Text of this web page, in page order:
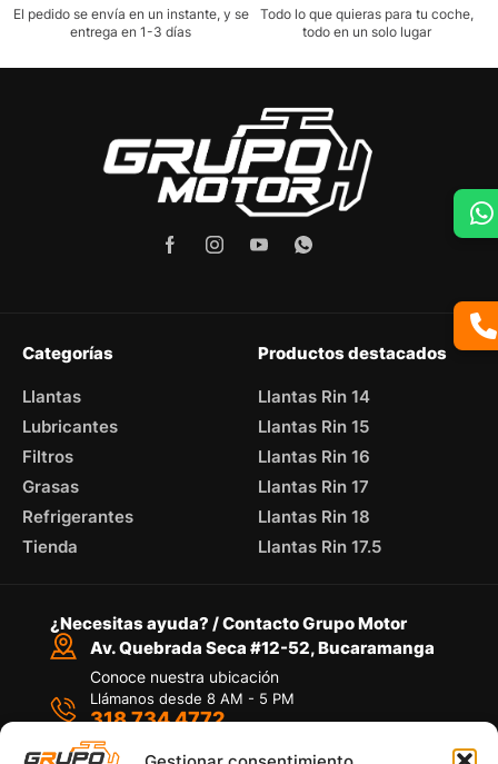
El pedido se envía en un instante, y se
entrega en 1-3 días
Todo lo que quieras para tu coche,
todo en un solo lugar
Categorías
Llantas
Lubricantes
Filtros
Grasas
Refrigerantes
Tienda
Productos destacados
Llantas Rin 14
Llantas Rin 15
Llantas Rin 16
Llantas Rin 17
Llantas Rin 18
Llantas Rin 17.5
¿Necesitas ayuda? / Contacto Grupo Motor
Av. Quebrada Seca #12-52, Bucaramanga
Conoce nuestra ubicación
Llámanos desde 8 AM - 5 PM
318 734 4772
Habla con nosotros
Por medio de WhatsApp